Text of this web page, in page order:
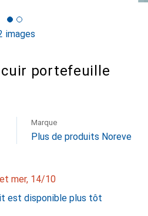
images
cuir portefeuille
Marque
Plus de produits Noreve
mer, 14/10
est disponible plus tôt